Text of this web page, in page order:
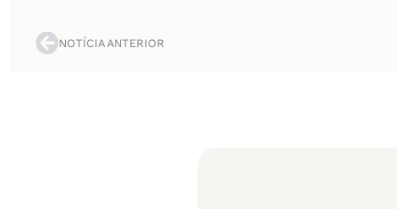
NOTÍCIA ANTERIOR